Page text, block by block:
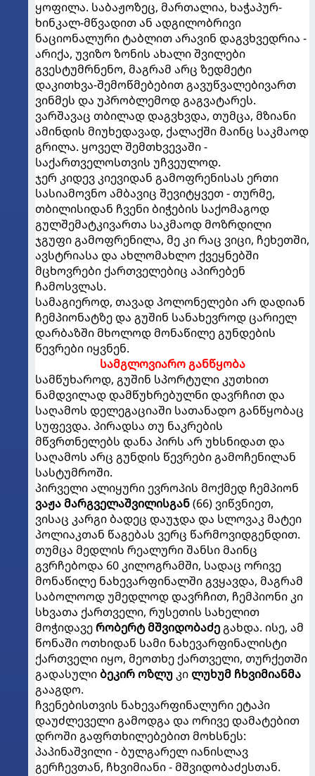
ყოფილა. საბაჟოზეც, მართალია, ხაჭაპურ-
ხინკალ-მწვადით ან ადგილობრივი
ნაციონალური ტაბლით არავინ დაგვხვედრია -
არიქა, უვიზო ზონის ახალი შვილები
გვესტუმრნენო, მაგრამ არც ზედმეტი
დაკითხვა-შემოწმებებით გავუწვალებივართ
ვინმეს და უპრობლემოდ გაგვატარეს.
ვარშავაც თბილად დაგვხვდა, თუმცა, მზიანი
ამინდის მიუხედავად, ქალაქში მაინც საკმაოდ
გრილა. ყოველ შემთხვევაში -
საქართველოსთვის უჩვეულოდ.
ჯერ კიდევ კიევიდან გამოფრენისას ერთი
სასიამოვნო ამბავიც შევიტყვეთ - თურმე,
თბილისიდან ჩვენი ბიჭების საქომაგოდ
გულშემატკივართა საკმაოდ მოზრდილი
ჯგუფი გამოფრენილა, მე კი რაც ვიცი, ჩეხეთში,
ავსტრიასა და ახლომახლო ქვეყნებში
მცხოვრები ქართველებიც აპირებენ
ჩამოსვლას.
სამაგიეროდ, თავად პოლონელები არ დადიან
ჩემპიონატზე და გუშინ სანახევროდ ცარიელ
დარბაზში მხოლოდ მონაწილე გუნდების
წევრები იყვნენ.
სამგლოვიარო განწყობა
სამწუხაროდ, გუშინ სპორტული კუთხით
ნამდვილად დამწუხრებულნი დავრჩით და
საღამოს დელეგაციაში სათანადო განწყობაც
სუფევდა. პირადსა თუ ნაკრების
მწვრთნელებს დანა პირს არ უხსნიდათ და
საღამოს არც გუნდის წევრები გამოჩენილან
სასტუმროში.
პირველი ალიყური ევროპის მოქმედ ჩემპიონ
ვაჟა მარგველაშვილისგან(66) ვიწვნიეთ,
ვისაც კარგი ბადეც დაუჯდა და სლოვაკ მატეი
პოლიაკთან წაგებას ვერც წარმოვიდგენდით.
თუმცა მედლის რეალური შანსი მაინც
გვრჩებოდა 60 კილოგრამში, სადაც ორივე
მონაწილე ნახევარფინალში გვყავდა, მაგრამ
საბოლოოდ უმედლოდ დავრჩით, ჩემპიონი კი
სხვათა ქართველი, რუსეთის სახელით
მოჭიდავერობერტ მშვიდობაძეგახდა. ისე, ამ
წონაში ოთხიდან სამი ნახევარფინალისტი
ქართველი იყო, მეოთხე ქართველი, თურქეთში
გადასულიბეკირ ოზლუკი ლუხუმ ჩხვიმიანმა
გააგდო.
ჩვენებისთვის ნახევარფინალური ეტაპი
დაუძლეველი გამოდგა და ორივე დამატებით
დროში გაფრთხილებებით მოხსნეს:
პაპინაშვილი - ბულგარელ იანისლავ
გერჩევთან, ჩხვიმიანი - მშვიდობაძესთან.